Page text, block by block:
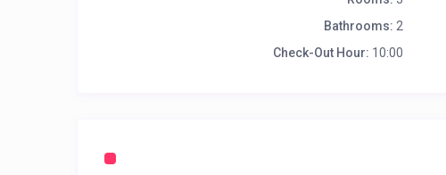
Bathrooms: 2
Check-Out Hour: 10:00